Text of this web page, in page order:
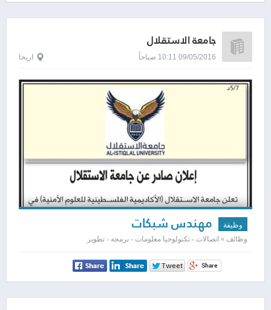
جامعة الاستقلال
09/05/2016 10:11 صباحاً اريحا
وظيفة مهندس شبكات
وظائف » اتصالات - تكنولوجيا معلومات - برمجه - تطوير